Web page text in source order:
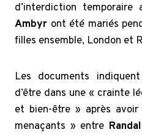
d’interdiction
Ambyr ont été mariés
filles ensemble, London et
Les documents
d’être dans une « crainte
et bien-être » après
menaçants » entre